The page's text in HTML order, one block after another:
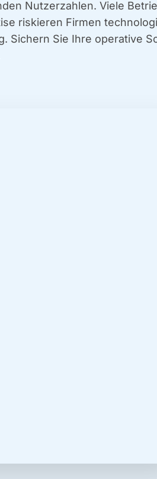
Nut­zer­zah­len. Vie­le
ris­kie­ren Fir­men
Sie Ihre ope­ra­ti­ve